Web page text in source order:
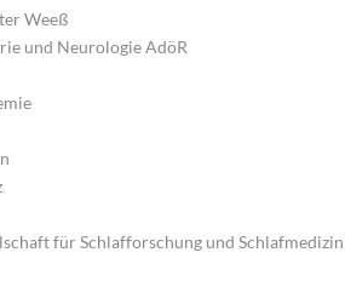
Weeß
und Neurologie AdöR
für Schlafforschung und Schlafmedizin